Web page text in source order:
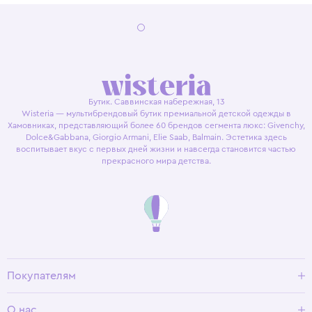
Бутик. Саввинская набережная, 13
Wisteria — мультибрендовый бутик премиальной детской одежды в
Хамовниках, представляющий более 60 брендов сегмента люкс: Givenchy,
Dolce&Gabbana, Giorgio Armani, Elie Saab, Balmain. Эстетика здесь
воспитывает вкус с первых дней жизни и навсегда становится частью
прекрасного мира детства.
Покупателям